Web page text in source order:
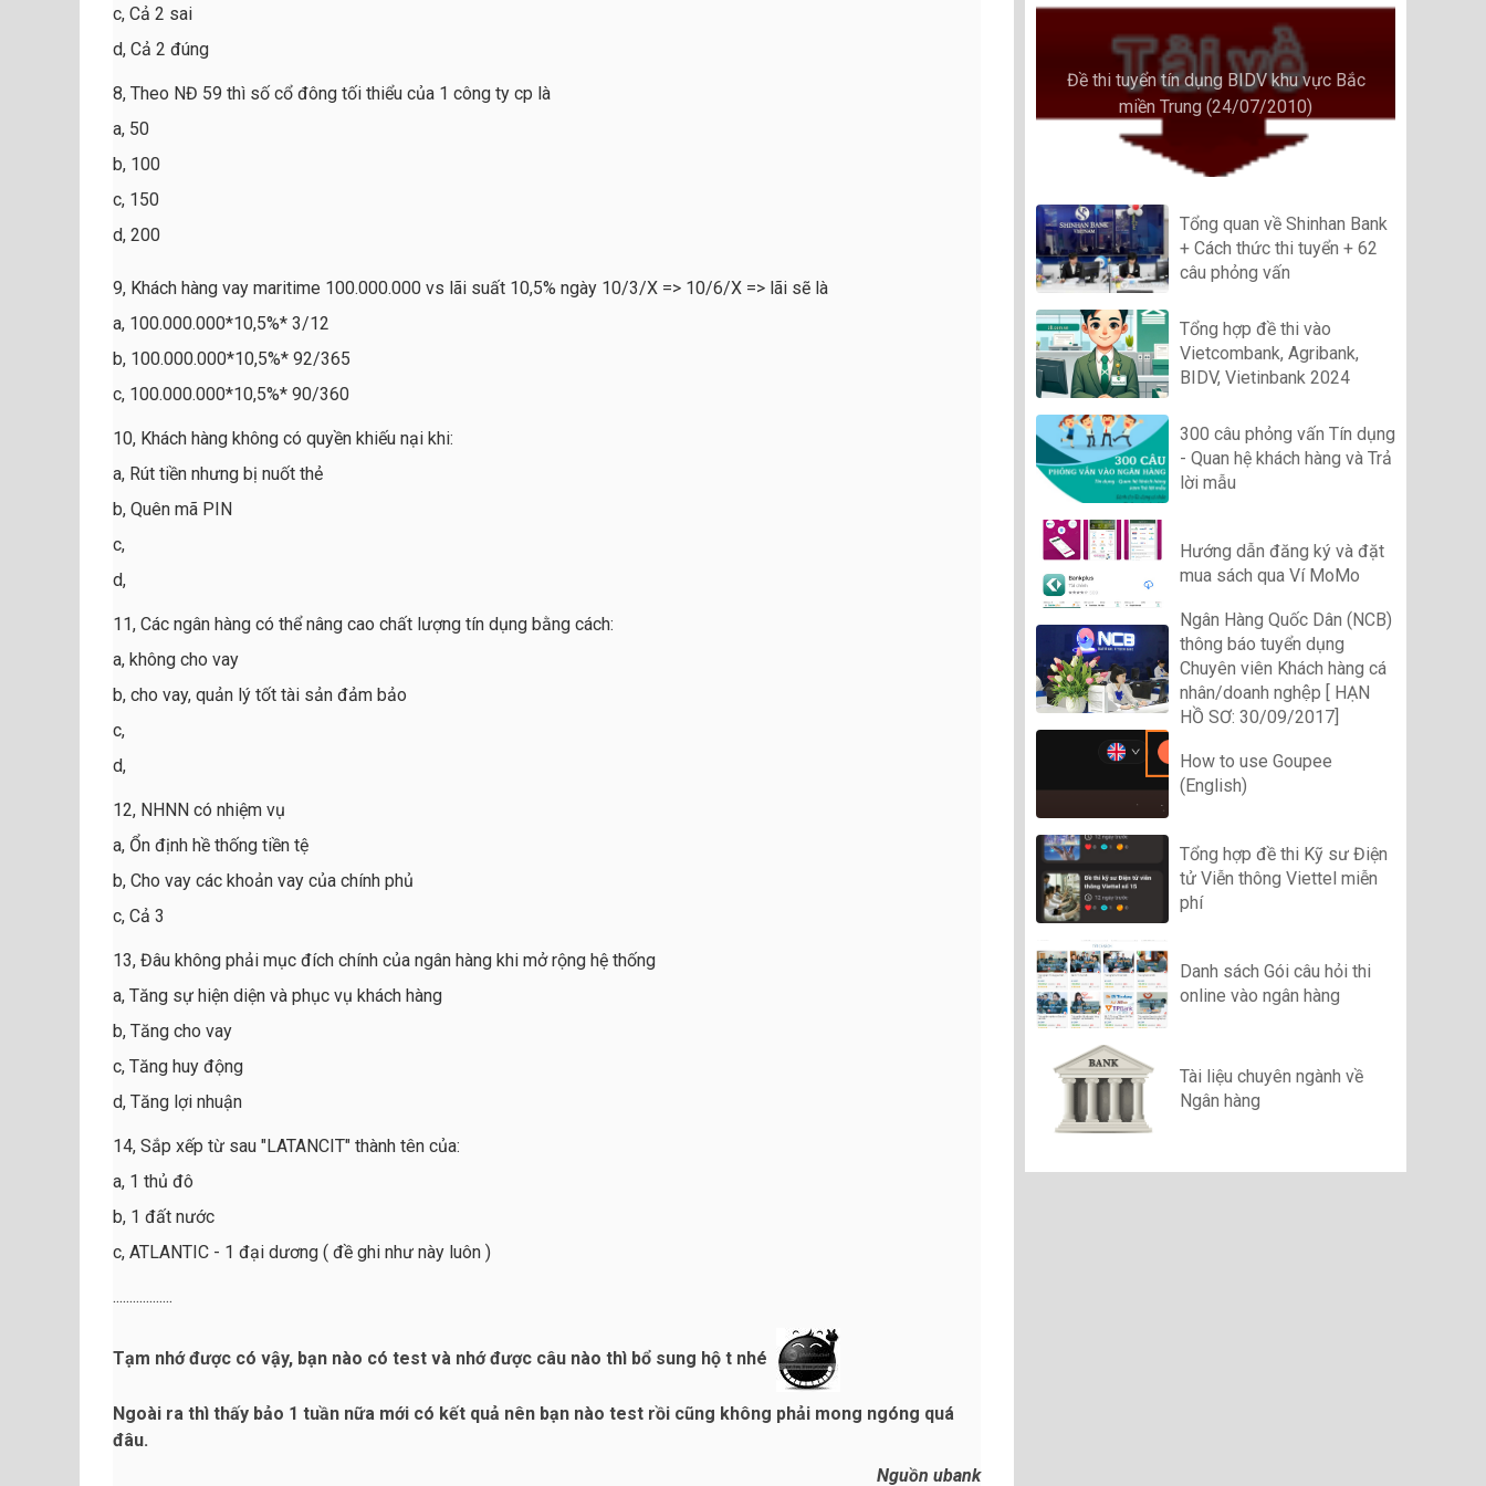
c, Cả 2 sai
d, Cả 2 đúng
8, Theo NĐ 59 thì số cổ đông tối thiểu của 1 công ty cp là
a, 50
b, 100
c, 150
d, 200
9, Khách hàng vay maritime 100.000.000 vs lãi suất 10,5% ngày 10/3/X => 10/6/X => lãi sẽ là
a, 100.000.000*10,5%* 3/12
b, 100.000.000*10,5%* 92/365
c, 100.000.000*10,5%* 90/360
10, Khách hàng không có quyền khiếu nại khi:
a, Rút tiền nhưng bị nuốt thẻ
b, Quên mã PIN
c,
d,
11, Các ngân hàng có thể nâng cao chất lượng tín dụng bằng cách:
a, không cho vay
b, cho vay, quản lý tốt tài sản đảm bảo
c,
d,
12, NHNN có nhiệm vụ
a, Ổn định hề thống tiền tệ
b, Cho vay các khoản vay của chính phủ
c, Cả 3
13, Đâu không phải mục đích chính của ngân hàng khi mở rộng hệ thống
a, Tăng sự hiện diện và phục vụ khách hàng
b, Tăng cho vay
c, Tăng huy động
d, Tăng lợi nhuận
14, Sắp xếp từ sau "LATANCIT" thành tên của:
a, 1 thủ đô
b, 1 đất nước
c, ATLANTIC - 1 đại dương ( đề ghi như này luôn )
..................
Tạm nhớ được có vậy, bạn nào có test và nhớ được câu nào thì bổ sung hộ t nhé
Ngoài ra thì thấy bảo 1 tuần nữa mới có kết quả nên bạn nào test rồi cũng không phải mong ngóng quá
đâu.
Nguồn ubank
Đề thi tuyển tín dụng BIDV khu vực Bắc
miền Trung (24/07/2010)
Tổng quan về Shinhan Bank
+ Cách thức thi tuyển + 62
câu phỏng vấn
Tổng hợp đề thi vào
Vietcombank, Agribank,
BIDV, Vietinbank 2024
300 câu phỏng vấn Tín dụng
- Quan hệ khách hàng và Trả
lời mẫu
Hướng dẫn đăng ký và đặt
mua sách qua Ví MoMo
Ngân Hàng Quốc Dân (NCB)
thông báo tuyển dụng
Chuyên viên Khách hàng cá
nhân/doanh nghệp [ HẠN
HỒ SƠ: 30/09/2017]
How to use Goupee
(English)
Tổng hợp đề thi Kỹ sư Điện
tử Viễn thông Viettel miễn
phí
Danh sách Gói câu hỏi thi
online vào ngân hàng
Tài liệu chuyên ngành về
Ngân hàng